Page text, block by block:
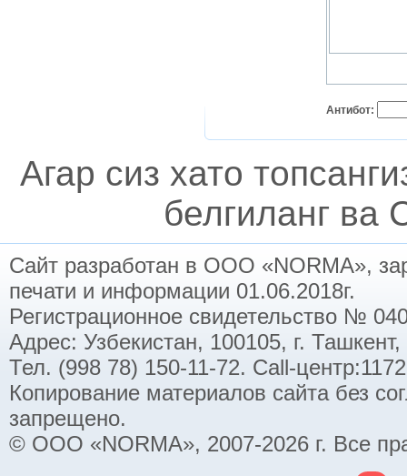
Антибот:
Агар сиз хато
белгиланг ва
Сайт разработан в ООО «NORMA»,
печати и информации 01.06.2018г.
Регистрационное свидетельство №
Адрес: Узбекистан, 100105, г.
Тел. (998 78) 150-11-72. Call-
Копирование материалов сайта без
запрещено.
© ООО «NORMA», 2007-2026 г. Все